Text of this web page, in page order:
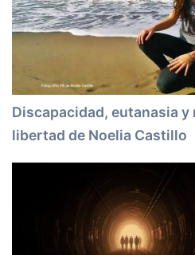
Discapacidad, eutanasia
libertad de Noelia Castillo